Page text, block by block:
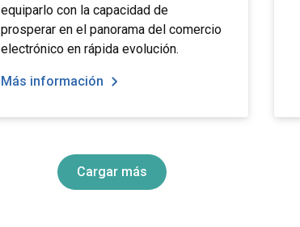
equiparlo con la capacidad de
prosperar en el panorama del comercio
electrónico en rápida evolución.
Más información
Cargar más